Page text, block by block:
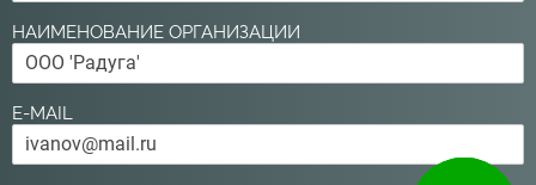
НАИМЕНОВАНИЕ ОРГАНИЗАЦИИ
E-MAIL